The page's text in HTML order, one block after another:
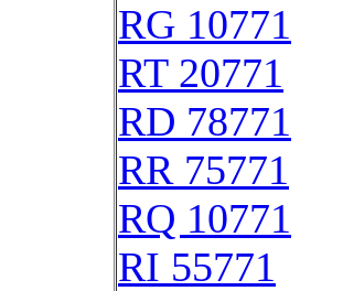
RG 10771
RT 20771
RD 78771
RR 75771
RQ 10771
RI 55771